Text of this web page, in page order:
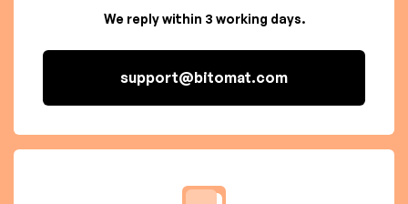
We reply within 3 working days.
support@bitomat.com